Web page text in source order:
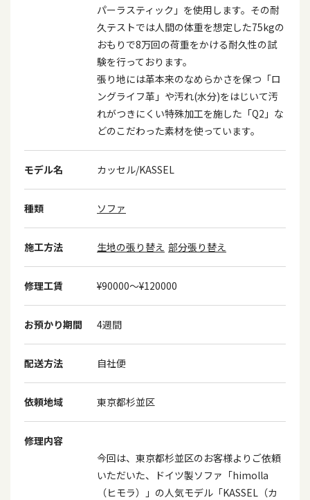
パーラスティック」を使用します。その耐
久テストでは人間の体重を想定した75kgの
おもりで8万回の荷重をかける耐久性の試
験を行っております。
張り地には革本来のなめらかさを保つ「ロ
ングライフ革」や汚れ(水分)をはじいて汚
れがつきにくい特殊加工を施した「Q2」な
どのこだわった素材を使っています。
モデル名 カッセル/KASSEL
種類 ソファ
施工方法 生地の張り替え 部分張り替え
修理工賃 ¥90000〜¥120000
お預かり期間 4週間
配送方法 自社便
依頼地域 東京都杉並区
修理内容
今回は、東京都杉並区のお客様よりご依頼
いただいた、ドイツ製ソファ「himolla
（ヒモラ）」の人気モデル「KASSEL （カ